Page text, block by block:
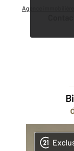
Agence immobilière